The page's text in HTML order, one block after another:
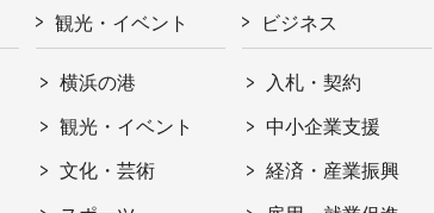
観光・イベント
横浜の港
観光・イベント
文化・芸術
ビジネス
入札・契約
中小企業支援
経済・産業振興